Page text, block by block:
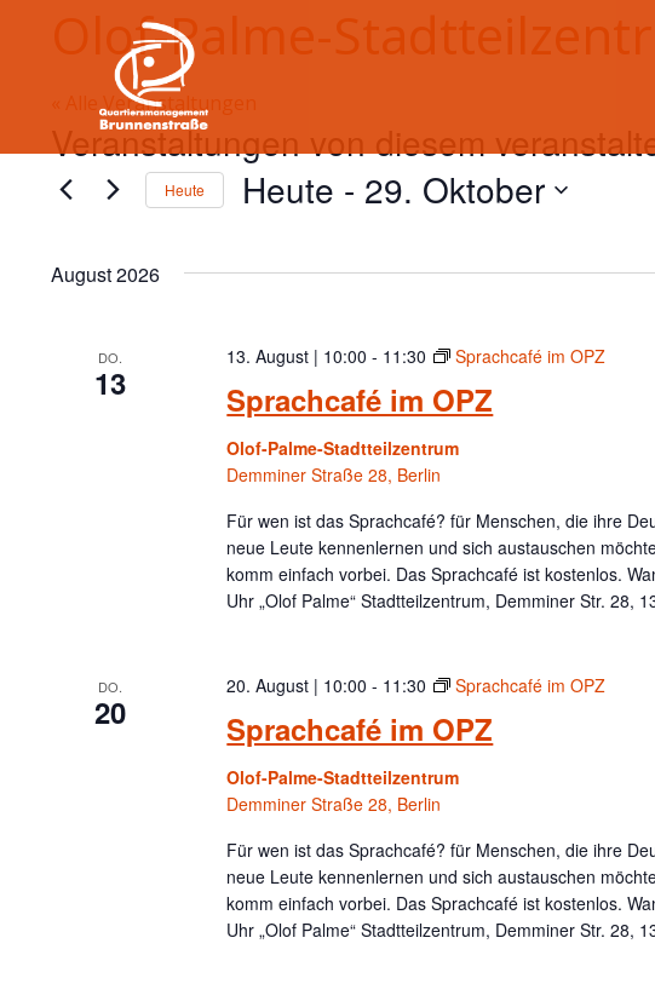
Olof-Palme-
« Alle Veranstaltungen
Veranstaltungen von diesem
Heute Heute - 29. Oktober
m
ä
h
l
n
.
August 2026
DO.
13 Sprachcafé im OPZ
13. August | 10:00 - 11:30 Sprachcafé im OPZ
Olof-Palme-Stadtteilzentrum
Demminer Straße 28, Berlin
Für wen ist das Sprachcafé? für Menschen, die ihre
neue Leute kennenlernen und sich austauschen
komm einfach vorbei. Das Sprachcafé ist kostenlos.
Uhr „Olof Palme“ Stadtteilzentrum, Demminer Str. 28,
DO.
20 Sprachcafé im OPZ
20. August | 10:00 - 11:30 Sprachcafé im OPZ
Olof-Palme-Stadtteilzentrum
Demminer Straße 28, Berlin
Für wen ist das Sprachcafé? für Menschen, die ihre
neue Leute kennenlernen und sich austauschen
komm einfach vorbei. Das Sprachcafé ist kostenlos.
Uhr „Olof Palme“ Stadtteilzentrum, Demminer Str. 28,